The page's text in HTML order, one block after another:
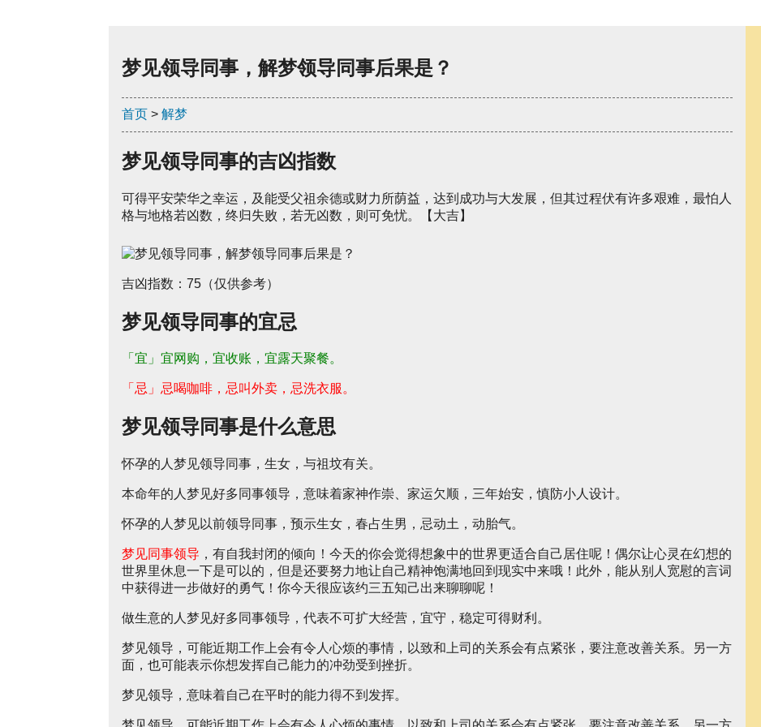
梦见领导同事，解梦领导同事后果是？
首页 > 解梦
梦见领导同事的吉凶指数
可得平安荣华之幸运，及能受父祖余德或财力所荫益，达到成功与大发展，但其过程伏有许多艰难，最怕人
格与地格若凶数，终归失败，若无凶数，则可免忧。【大吉】
吉凶指数：75（仅供参考）
梦见领导同事的宜忌
「宜」宜网购，宜收账，宜露天聚餐。
「忌」忌喝咖啡，忌叫外卖，忌洗衣服。
梦见领导同事是什么意思
怀孕的人梦见领导同事，生女，与祖坟有关。
本命年的人梦见好多同事领导，意味着家神作崇、家运欠顺，三年始安，慎防小人设计。
怀孕的人梦见以前领导同事，预示生女，春占生男，忌动土，动胎气。
梦见同事领导 ，有自我封闭的倾向！今天的你会觉得想象中的世界更适合自己居住呢！偶尔让心灵在幻想的
世界里休息一下是可以的，但是还要努力地让自己精神饱满地回到现实中来哦！此外，能从别人宽慰的言词
中获得进一步做好的勇气！你今天很应该约三五知己出来聊聊呢！
做生意的人梦见好多同事领导，代表不可扩大经营，宜守，稳定可得财利。
梦见领导，可能近期工作上会有令人心烦的事情，以致和上司的关系会有点紧张，要注意改善关系。另一方
面，也可能表示你想发挥自己能力的冲劲受到挫折。
梦见领导，意味着自己在平时的能力得不到发挥。